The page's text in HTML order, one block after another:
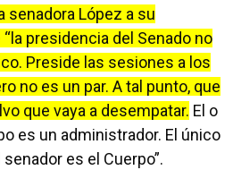
senadora López a su
presidencia del Senado no
Preside las sesiones a los
no es un par. A tal punto, que
que vaya a desempatar. El o
es un administrador. El único
es el Cuerpo”.